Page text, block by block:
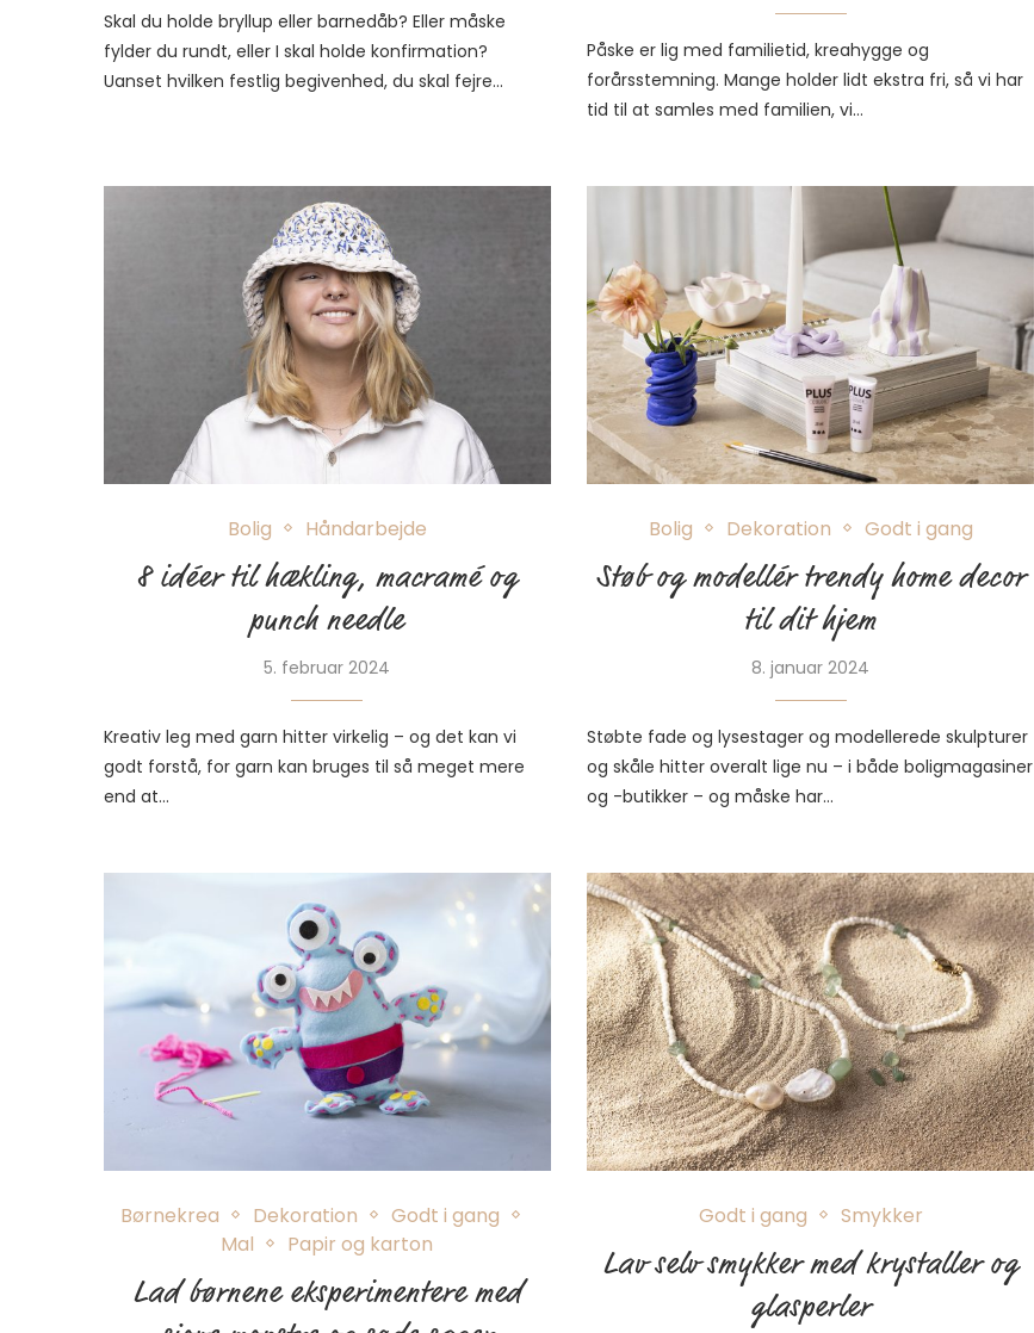
Skal du holde bryllup eller barnedåb? Eller måske
fylder du rundt, eller I skal holde konfirmation?
Uanset hvilken festlig begivenhed, du skal fejre…
Påske er lig med familietid, kreahygge og
forårsstemning. Mange holder lidt ekstra fri, så vi har
tid til at samles med familien, vi…
Bolig Håndarbejde
8 idéer til hækling, macramé og
punch needle
5. februar 2024
Kreativ leg med garn hitter virkelig – og det kan vi
godt forstå, for garn kan bruges til så meget mere
end at…
Bolig Dekoration Godt i gang
Støb og modellér trendy home decor
til dit hjem
8. januar 2024
Støbte fade og lysestager og modellerede skulpturer
og skåle hitter overalt lige nu – i både boligmagasiner
og -butikker – og måske har…
Børnekrea Dekoration
Godt i gang
Mal
Papir og karton
Lad børnene eksperimentere med
Godt i gang Smykker
Lav selv smykker med krystaller og
glasperler